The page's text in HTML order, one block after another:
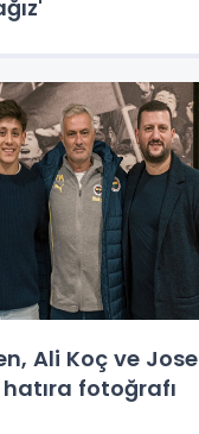
Ali Koç ve Jose
fotoğrafı